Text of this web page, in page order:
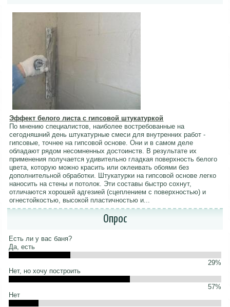
Эффект белого листа с гипсовой штукатуркой
По мнению специалистов, наиболее востребованные на
сегодняшний день штукатурные смеси для внутренних работ -
гипсовые, точнее на гипсовой основе. Они и в самом деле
обладают рядом несомненных достоинств. В результате их
применения получается удивительно гладкая поверхность белого
цвета, которую можно красить или оклеивать обоями без
дополнительной обработки. Штукатурки на гипсовой основе легко
наносить на стены и потолок. Эти составы быстро сохнут,
отличаются хорошей адгезией (сцеплением с поверхностью) и
огнестойкостью, высокой пластичностью и...
Опрос
Есть ли у вас баня?
Да, есть
29%
Нет, но хочу построить
57%
Нет